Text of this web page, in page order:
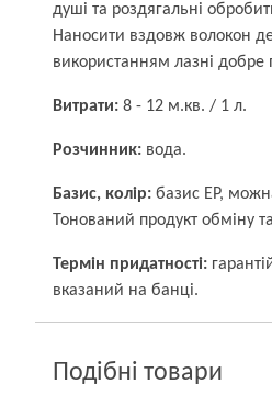
душі та роздягальні
Наносити вздовж волокон
використанням лазні добре
Витрати: 8 - 12 м.кв. / 1 л.
Розчинник: вода.
Базис, колір: базис ЕР,
Тонований продукт обміну
Термін придатності:
вказаний на банці.
Подібні товари